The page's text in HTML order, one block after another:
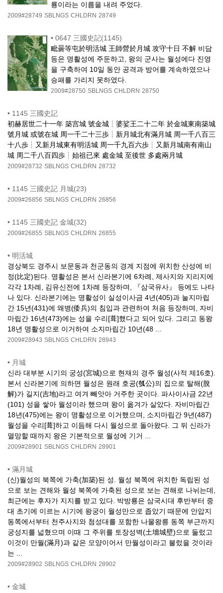
룡이라는 이름을 내려 주었다.
2009#28749 SBLNGS CHLDRN 28749
• 0647 三國史記(1145)
毗曇等屯於明活城 王師營於月城 攻守十日 不解 비담
등은 명활성에 주둔하고, 왕의 군사는 월성에다 진영
을 구축하여 10일 동안 공격과 방어를 계속하였으나
승패를 가리지 못하였다.
2009#28750 SBLNGS CHLDRN 28750
• 1145 三國史記
初赫居世二十一年 築宫城 號金城┆婆娑王二十二年 於金城東南築城
號月城 或號在城 周一千二十三歩┆新月城北有滿月城 周一千八百三
十八歩┆又新月城東有明活城 周一千九百六歩┆又新月城南有南山
城 周二千八百四歩┆始祖已來 處金城 至後世 多處兩月城
2009#28732 SBLNGS CHLDRN 28732
• 1145 三國史記 月城(23)
2009#26856 SBLNGS CHLDRN 26856
• 1145 三國史記 金城(32)
2009#26855 SBLNGS CHLDRN 26855
• 明活城
경상북도 경주시 보문동과 천군동의 경계 지점에 위치한 산성에 비
정(比定)된다. 명활성은 본서 신라본기에 6차례, 제사지와 지리지에
각각 1차례, 김유신전에 1차례 등장하며, 『삼국유사』 등에도 나타
나 있다. 신라본기에는 명활성이 실성이사금 4년(405)과 눌지마립
간 15년(431)에 왜병(倭兵)의 침입과 관련하여 처음 등장하며, 자비
마립간 16년(473)에는 성을 수리[葺]했다고 되어 있다. 그리고 동왕
18년 명활성으로 이거하여 소지마립간 10년(48 ...
2009#28943 SBLNGS CHLDRN 28943
• 月城
신라 대부분 시기의 궁성(宮城)으로 현재의 경주 월성(사적 제16호).
본서 신라본기에 의하면 월성은 원래 호공(瓠公)의 집으로 탈해(脫
解)가 길지(吉地)라고 여겨 빼앗아 거주한 곳이다. 파사이사금 22년
(101) 성을 쌓아 월성이라 했으며 왕이 옮겨가 살았다. 자비마립간
18년(475)에는 왕이 명활성으로 이거했으며, 소지마립간 9년(487)
월성을 수리[葺]하고 이듬해 다시 월성으로 돌아왔다. 그 뒤 신라가
멸망할 때까지 왕은 기본적으로 월성에 기거 ...
2009#28901 SBLNGS CHLDRN 28901
• 滿月城
(신)월성의 북쪽에 가축(加築)된 성. 월성 북쪽에 위치한 독립된 성
으로 보는 견해와 월성 북쪽에 가축된 성으로 보는 견해로 나뉘는데,
최근에는 후자가 지지를 받고 있다. 박방룡은 삼국시대 후반부터 중
대 초기에 이르는 시기에 왕궁이 월성만으로 좁았기 때문에 안압지
동쪽에서부터 천주사지와 첨성대를 포함한 나물왕릉 동쪽 부근까지
궁성지를 넓혔으며 이때 그 주위를 토장성벽(土墻城壁)으로 둘렀고
이것이 만월(滿月)과 같은 모양이어서 만월성이라고 불렀을 것이라
는 ...
2009#28902 SBLNGS CHLDRN 28902
• 金城